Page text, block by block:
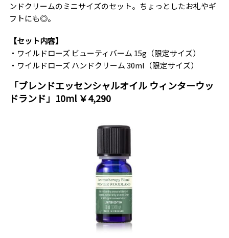
ンドクリームのミニサイズのセット。ちょっとしたお礼やギ
フトにも◎。
【セット内容】
・ワイルドローズ ビューティバーム 15g（限定サイズ）
・ワイルドローズ ハンドクリーム 30ml（限定サイズ）
「ブレンドエッセンシャルオイル ウィンターウッ
ドランド」10ml ￥4,290